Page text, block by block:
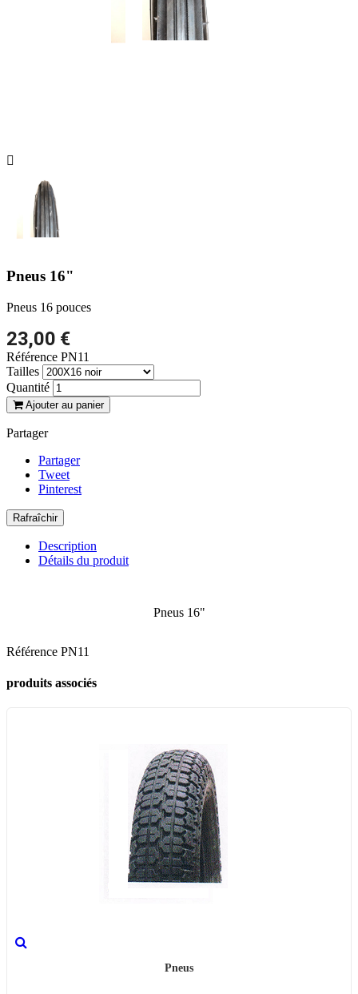

Pneus 16"
Pneus 16 pouces
23,00 €
Référence PN11
Tailles
Quantité
Ajouter au panier
Partager
Partager
Tweet
Pinterest
Description
Détails du produit
Pneus 16"
Référence PN11
produits associés
Pneus